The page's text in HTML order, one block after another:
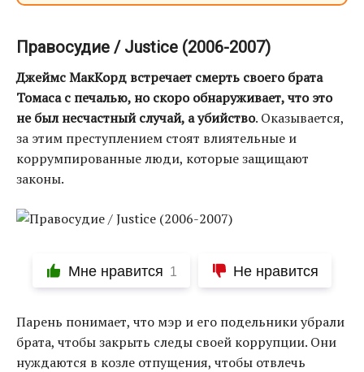
Правосудие / Justice (2006-2007)
Джеймс МакКорд встречает смерть своего брата
Томаса с печалью, но скоро обнаруживает, что это
не был несчастный случай, а убийство. Оказывается,
за этим преступлением стоят влиятельные и
коррумпированные люди, которые защищают
законы.
Мне нравится 1 Не нравится
Парень понимает, что мэр и его подельники убрали
брата, чтобы закрыть следы своей коррупции. Они
нуждаются в козле отпущения, чтобы отвлечь